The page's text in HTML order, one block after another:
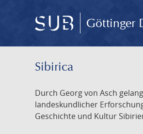
Göttinger
Sibirica
Durch Georg von Asch
landeskundlicher
Geschichte und Kultur